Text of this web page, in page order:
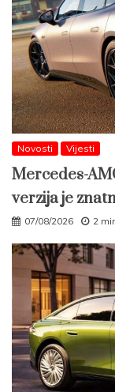
Novosti Vijesti
Mercedes-
verzija je
07/08/2026 2